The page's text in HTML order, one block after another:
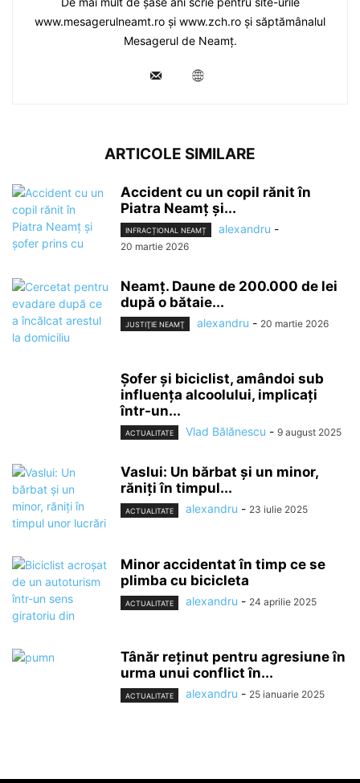
www.mesagerulneamt.ro și www.zch.ro și săptămânalul
Mesagerul de Neamț.
ARTICOLE SIMILARE
Accident cu un copil rănit în
Piatra Neamț și...
INFRACȚIONAL NEAMȚ alexandru -
20 martie 2026
Neamț. Daune de 200.000 de lei
după o bătaie...
JUSTIŢIE NEAMŢ alexandru - 20 martie 2026
Șofer și biciclist, amândoi sub
influența alcoolului, implicați
într-un...
ACTUALITATE Vlad Bălănescu - 9 august 2025
Vaslui: Un bărbat și un minor,
răniți în timpul...
ACTUALITATE alexandru - 23 iulie 2025
Minor accidentat în timp ce se
plimba cu bicicleta
ACTUALITATE alexandru - 24 aprilie 2025
Tânăr reținut pentru agresiune în
urma unui conflict în...
ACTUALITATE alexandru - 25 ianuarie 2025